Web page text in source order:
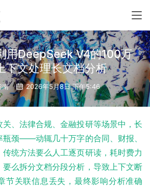
用DeepSeek V4的100万
下文处理长文档分析
南 2026年5月8日 下午5:46
、法律合规、金融投研等场景中，长
瓶颈——动辄几十万字的合同、财报、
统方法要么人工逐页研读，耗时费力
么拆分文档分段分析，导致上下文断
节关联信息丢失，最终影响分析准确